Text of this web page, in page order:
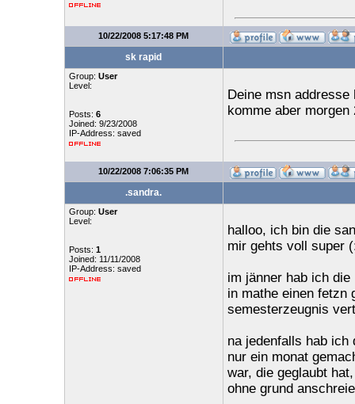
10/22/2008 5:17:48 PM
sk rapid
Group: User
Level:
Posts: 6
Joined: 9/23/2008
IP-Address: saved
Deine msn
komme aber
10/22/2008 7:06:35 PM
.sandra.
Group: User
Level:
Posts: 1
Joined: 11/11/2008
IP-Address: saved
halloo, ich bin die
mir gehts voll super
im jänner hab ich
in mathe einen fetzn
semesterzeugnis
na jedenfalls hab ich
nur ein monat
war, die geglaubt
ohne grund